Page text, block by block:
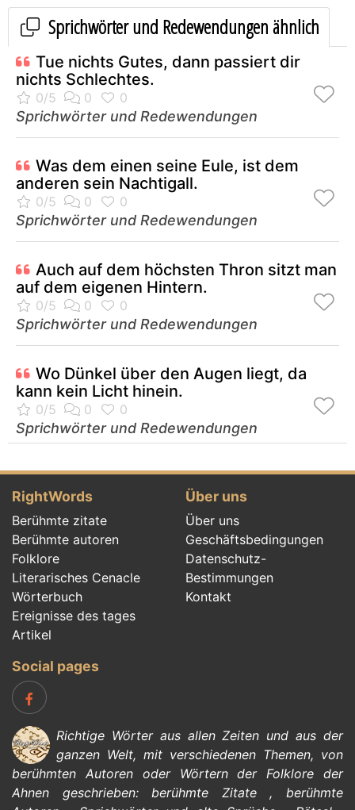
Sprichwörter und Redewendungen ähnlich
Tue nichts Gutes, dann passiert dir
nichts Schlechtes.
Sprichwörter und Redewendungen
Was dem einen seine Eule, ist dem
anderen sein Nachtigall.
Sprichwörter und Redewendungen
Auch auf dem höchsten Thron sitzt man
auf dem eigenen Hintern.
Sprichwörter und Redewendungen
Wo Dünkel über den Augen liegt, da
kann kein Licht hinein.
Sprichwörter und Redewendungen
RightWords
Berühmte zitate
Berühmte autoren
Folklore
Literarisches Cenacle
Wörterbuch
Ereignisse des tages
Artikel
Über uns
Über uns
Geschäftsbedingungen
Datenschutz-
Bestimmungen
Kontakt
Social pages
Richtige Wörter aus allen Zeiten und aus der
ganzen Welt, mit verschiedenen Themen, von
berühmten Autorenoder Wörtern derFolklore der
Ahnen geschrieben:berühmte Zitate,berühmte